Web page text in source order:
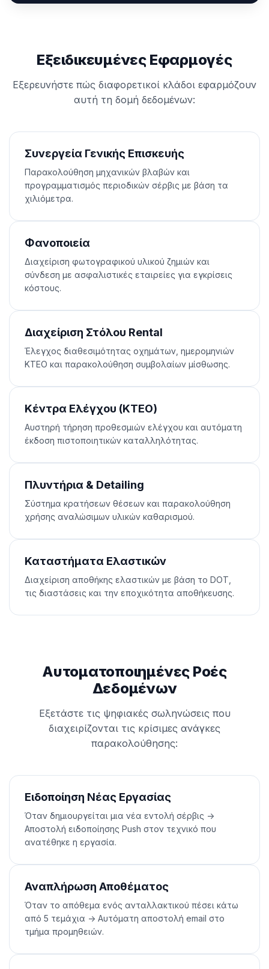
Εξειδικευμένες Εφαρμογές
Εξερευνήστε πώς διαφορετικοί κλάδοι εφαρμόζουν
αυτή τη δομή δεδομένων:
Συνεργεία Γενικής Επισκευής
Παρακολούθηση μηχανικών βλαβών και
προγραμματισμός περιοδικών σέρβις με βάση τα
χιλιόμετρα.
Φανοποιεία
Διαχείριση φωτογραφικού υλικού ζημιών και
σύνδεση με ασφαλιστικές εταιρείες για εγκρίσεις
κόστους.
Διαχείριση Στόλου Rental
Έλεγχος διαθεσιμότητας οχημάτων, ημερομηνιών
ΚΤΕΟ και παρακολούθηση συμβολαίων μίσθωσης.
Κέντρα Ελέγχου (ΚΤΕΟ)
Αυστηρή τήρηση προθεσμιών ελέγχου και αυτόματη
έκδοση πιστοποιητικών καταλληλότητας.
Πλυντήρια & Detailing
Σύστημα κρατήσεων θέσεων και παρακολούθηση
χρήσης αναλώσιμων υλικών καθαρισμού.
Καταστήματα Ελαστικών
Διαχείριση αποθήκης ελαστικών με βάση το DOT,
τις διαστάσεις και την εποχικότητα αποθήκευσης.
Αυτοματοποιημένες Ροές
Δεδομένων
Εξετάστε τις ψηφιακές σωληνώσεις που
διαχειρίζονται τις κρίσιμες ανάγκες
παρακολούθησης:
Ειδοποίηση Νέας Εργασίας
Όταν δημιουργείται μια νέα εντολή σέρβις ->
Αποστολή ειδοποίησης Push στον τεχνικό που
ανατέθηκε η εργασία.
Αναπλήρωση Αποθέματος
Όταν το απόθεμα ενός ανταλλακτικού πέσει κάτω
από 5 τεμάχια -> Αυτόματη αποστολή email στο
τμήμα προμηθειών.